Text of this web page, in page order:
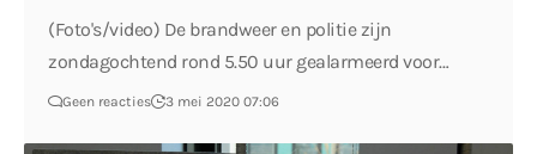
(Foto's/video) De brandweer en politie zijn
zondagochtend rond 5.50 uur gealarmeerd voor…
Geen reacties 3 mei 2020 07:06